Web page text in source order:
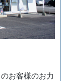
お客様のお力